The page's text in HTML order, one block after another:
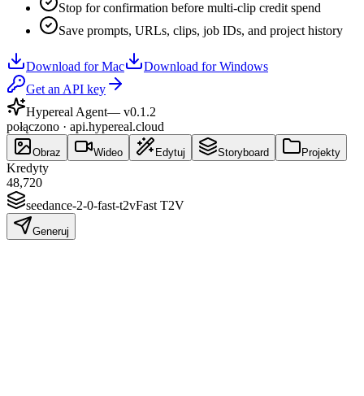
Stop for confirmation before multi-clip credit spend
Save prompts, URLs, clips, job IDs, and project history
Download for Mac
Download for Windows
Get an API key
Hypereal Agent— v0.1.2
połączono · api.hypereal.cloud
Obraz Wideo Edytuj Storyboard Projekty
Kredyty
48,720
seedance-2-0-fast-t2vFast T2V
Generuj